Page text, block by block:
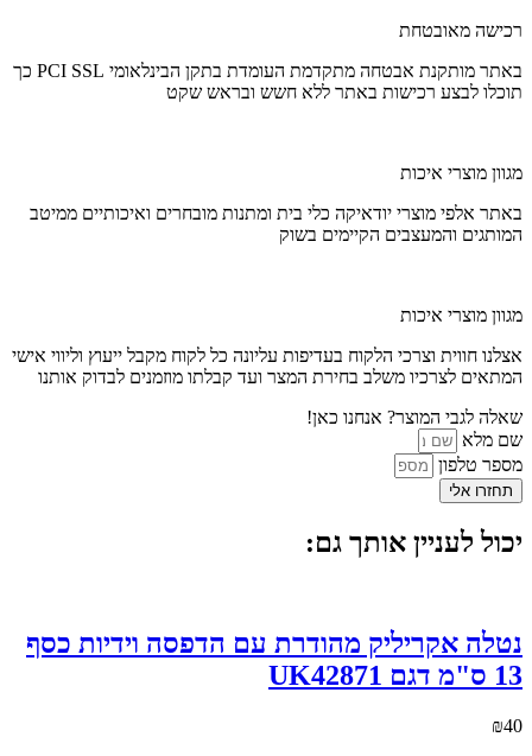
רכישה מאובטחת
באתר מותקנת אבטחה מתקדמת העומדת בתקן הבינלאומי PCI SSL כך
תוכלו לבצע רכישות באתר ללא חשש ובראש שקט
מגוון מוצרי איכות
באתר אלפי מוצרי יודאיקה כלי בית ומתנות מובחרים ואיכותיים ממיטב
המותגים והמעצבים הקיימים בשוק
מגוון מוצרי איכות
אצלנו חווית וצרכי הלקוח בעדיפות עליונה כל לקוח מקבל ייעוץ וליווי אישי
המתאים לצרכיו משלב בחירת המצר ועד קבלתו מוזמנים לבדוק אותנו
שאלה לגבי המוצר? אנחנו כאן!
שם מלא
מספר טלפון
תחזרו אלי
יכול לעניין אותך גם:
נטלה אקריליק מהודרת עם הדפסה וידיות כסף
13 ס"מ דגם UK42871
₪40